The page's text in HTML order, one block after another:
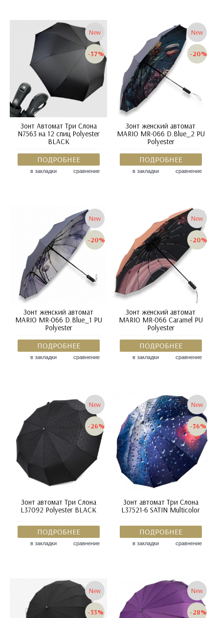
New
-37%
Зонт Автомат Три Слона
N7563 на 12 спиц Polyester
BLACK
ПОДРОБНЕЕ
в закладки сравнение
New
-20%
Зонт женский автомат
MARIO MR-066 D.Blue_2 PU
Polyester
ПОДРОБНЕЕ
в закладки сравнение
New
-20%
Зонт женский автомат
MARIO MR-066 D.Blue_1 PU
Polyester
ПОДРОБНЕЕ
в закладки сравнение
New
-20%
Зонт женский автомат
MARIO MR-066 Caramel PU
Polyester
ПОДРОБНЕЕ
в закладки сравнение
New
-26%
Зонт автомат Три Слона
L37092 Polyester BLACK
ПОДРОБНЕЕ
в закладки сравнение
New
-36%
Зонт автомат Три Слона
L37521-6 SATIN Multicolor
ПОДРОБНЕЕ
в закладки сравнение
New
-33%
New
-28%